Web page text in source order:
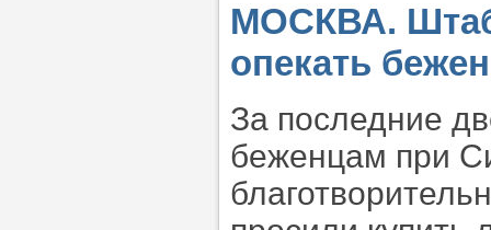
МОСКВА.
опекать
За последние
беженцам при